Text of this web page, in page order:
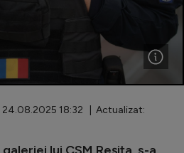
League
18:32 | Actualizat: